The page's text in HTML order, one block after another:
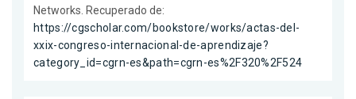
Networks. Recuperado de:
https://cgscholar.com/bookstore/works/actas-del-
xxix-congreso-internacional-de-aprendizaje?
category_id=cgrn-es&path=cgrn-es%2F320%2F524